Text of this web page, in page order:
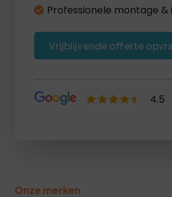
Professionele montage &
Vrijblijvende offerte
4.5
Onze merken